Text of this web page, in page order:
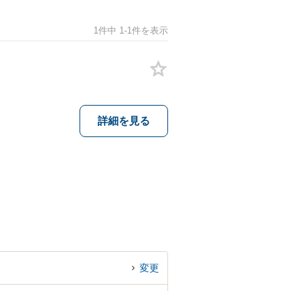
1件中 1-1件を表示
詳細を見る
変更